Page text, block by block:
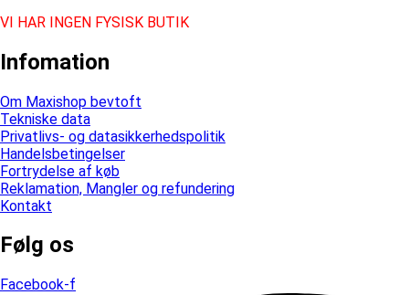
VI HAR INGEN FYSISK BUTIK
Infomation
Om Maxishop bevtoft
Tekniske data
Privatlivs- og datasikkerhedspolitik
Handelsbetingelser
Fortrydelse af køb
Reklamation, Mangler og refundering
Kontakt
Følg os
Facebook-f